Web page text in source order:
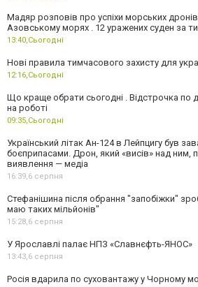
Мадяр розповів про успіхи морських
Азовському морях . 12 уражених суден за
13:40,Сьогодні
Нові правила тимчасового захисту для
12:16,Сьогодні
Що краще обрати сьогодні . Відстрочка по
на роботі
09:35,Сьогодні
Український літак Ан-124 в Лейпцигу був
боєприпасами. Дрон, який «висів» над ним,
виявлення — медіа
16:39,6 серпня
Стефанішина після обрання "запобіжки"
маю таких мільйонів"
15:28,6 серпня
У Ярославлі палає НПЗ «Славнєфть-ЯНОС»
13:43,6 серпня
Росія вдарила по суховантажу у Чорному